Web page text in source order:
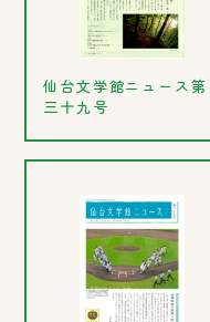
仙台文学館ニュース第
三十九号